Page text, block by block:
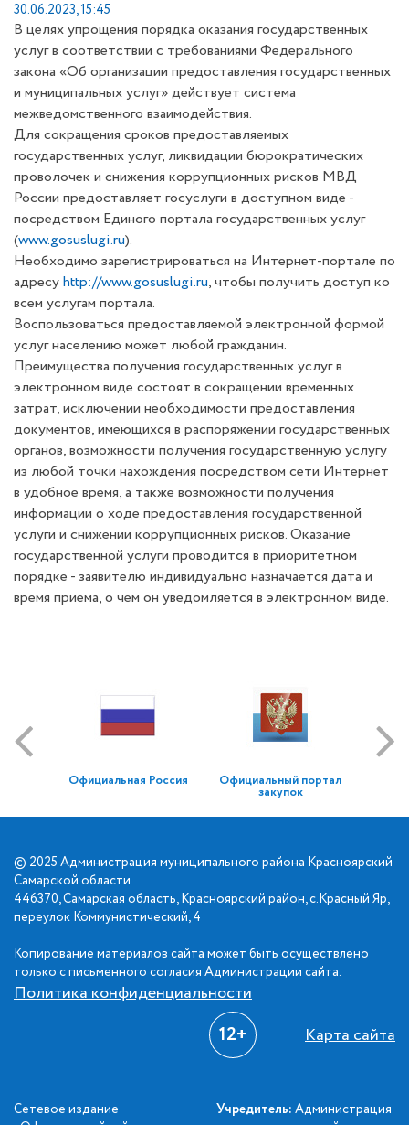
30.06.2023, 15:45
В целях упрощения порядка оказания государственных
услуг в соответствии с требованиями Федерального
закона «Об организации предоставления государственных
и муниципальных услуг» действует система
межведомственного взаимодействия.
Для сокращения сроков предоставляемых
государственных услуг, ликвидации бюрократических
проволочек и снижения коррупционных рисков МВД
России предоставляет госуслуги в доступном виде -
посредством Единого портала государственных услуг
(www.gosuslugi.ru).
Необходимо зарегистрироваться на Интернет-портале по
адресуhttp://www.gosuslugi.ru, чтобы получить доступ ко
всем услугам портала.
Воспользоваться предоставляемой​ электронной формой
услуг населению может любой гражданин.
Преимущества получения государственных услуг в
электронном виде состоят в сокращении временных
затрат, исключении необходимости предоставления
документов, имеющихся в распоряжении государственных
органов, возможности получения государственную услугу
из любой точки нахождения посредством сети Интернет
в удобное время, а также возможности получения
информации о ходе предоставления государственной
услуги и снижении коррупционных рисков. Оказание
государственной услуги проводится в приоритетном
порядке - заявителю индивидуально назначается дата и
время приема, о чем он уведомляется в электронном виде.
Официальная Россия Официальный портал
закупок
© 2025 Администрация муниципального района Красноярский
Самарской области
446370, Самарская область, Красноярский район, с.Красный Яр,
переулок Коммунистический, 4
Копирование материалов сайта может быть осуществлено
только с письменного согласия Администрации сайта.
Политика конфиденциальности
12+ Карта сайта
Сетевое издание
Учредитель: Администрация